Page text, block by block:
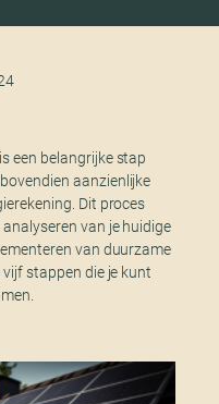
een belangrijke stap
aanzienlijke
Dit proces
van je huidige
van duurzame
stappen die je kunt